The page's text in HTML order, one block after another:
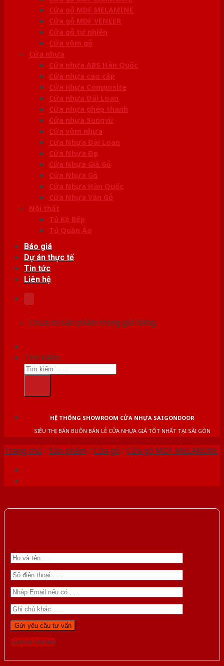
Cửa gỗ MDF MELAMINE
Cửa gỗ MDF VENEER
Cửa gỗ tự nhiên
Cửa vòm gỗ
Cửa nhựa
Cửa nhựa ABS Hàn Quốc
Cửa nhựa cao cấp
Cửa nhựa Composite
Cửa nhựa Đài Loan
Cửa nhựa ghép thanh
Cửa nhựa Sungyu
Cửa vòm nhựa
Cửa Nhựa Đài Loan
Cửa Nhựa Đẹp
Cửa Nhựa Giả Gỗ
Cửa Nhựa Gỗ
Cửa Nhựa Hàn Quốc
Cửa Nhựa Vân Gỗ
Nội thất
Tủ Kệ Bếp
Tủ Quần Áo
Báo giá
Dự án thực tế
Tin tức
Liên hệ
Chưa có sản phẩm trong giỏ hàng.
Tìm kiếm:
HỆ THỐNG SHOWROOM CỬA NHỰA SAIGONDOOR
SIÊU THỊ BÁN BUÔN BÁN LẺ CỬA NHỰA GIÁ TỐT NHẤT TẠI SÀI GÒN
Trang chủ /Sản phẩm /Cửa gỗ /Cửa gỗ MDF MELAMINE
Gọi 0976.169.864